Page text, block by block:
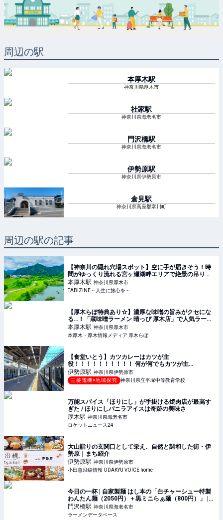
周辺の駅
本厚木駅
神奈川県厚木市
社家駅
神奈川県海老名市
門沢橋駅
神奈川県海老名市
伊勢原駅
神奈川県伊勢原市
倉見駅
神奈川県高座郡寒川町
周辺の駅の記事
【神奈川の隠れ穴場スポット】空に手が届きそう！時
間がゆっくり流れる宮ヶ瀬湖畔エリアで絶景の吊り橋
＆食べ歩き | TABIZINE～人生に旅心を～
本厚木駅 神奈川県厚木市
TABIZINE～人生に旅心を～
【厚木らぼ特典あり☆】濃厚な味噌の旨みがクセにな
る…！「蔵味噌ラーメン 晴っぴ 厚木店」で人気ラーメ
ンを食べてきた！［厚木市旭町］ | 本厚木・厚木情報
メディア 厚木らぼ
本厚木駅 神奈川県厚木市
本厚木・厚木情報メディア 厚木らぼ
【食堂いとう】カツカレーはカツが主
役！！！！！！！！！！ 何が何でもカツが主
役！！！！！！！！！
伊勢原駅 神奈川県伊勢原市
三菱電機×地域探究
神奈川県立平塚中等教育学校
万能スパイス「ほりにし」が手掛ける焼肉店が最高す
ぎた / ほりにしバニラアイスは奇跡の美味さ
厚木駅 神奈川県海老名市
ロケットニュース24
大山詣りの玄関口として栄え、自然と調和した街・伊
勢原｜まち紹介
伊勢原駅 神奈川県伊勢原市
小田急沿線情報 ODAKYU VOICE home
今日の一杯 | 自家製麺 はし本の「白チャーシュー特製
わんたん麺（2050円）＋黒ミニらぁ麺（800円）」 |
ラーメンデータベース
門沢橋駅 神奈川県海老名市
ラーメンデータベース